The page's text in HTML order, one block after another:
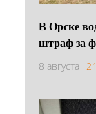
В Орске
штраф за
8 августа